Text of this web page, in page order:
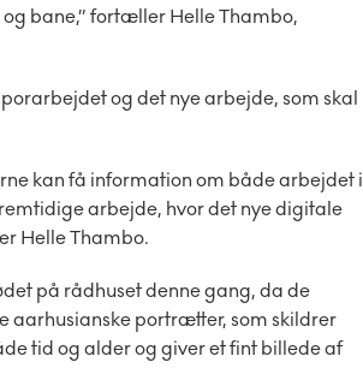
bane,” fortæller Helle Thambo,
og det nye arbejde, som skal
kan få information om både arbejdet i
arbejde, hvor det nye digitale
Helle Thambo.
på rådhuset denne gang, da de
aarhusianske portrætter, som skildrer
tid og alder og giver et fint billede af